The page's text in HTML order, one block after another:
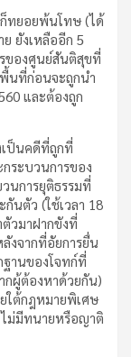
ทยอยพ้นโทษ (ได้
ยังเหลืออีก 5
รของศูนย์สันติสุขที่
นที่ก่อนจะถูกนำ
และต้องถูก
ป็นคดีที่ถูกที่
ระบวนการของ
นการยุติธรรมที่
นตัว (ใช้เวลา 18
วมาฝากขังที่
งจากที่อัยการยื่น
านของโจทก์ที่
กผู้ต้องหาด้วยกัน)
ใต้กฎหมายพิเศษ
ม่มีทนายหรือญาติ